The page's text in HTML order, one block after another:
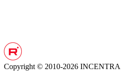
Copyright © 2010-2026